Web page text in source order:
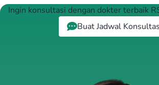
Ingin konsultasi dengan dokter terbaik
Buat Jadwal